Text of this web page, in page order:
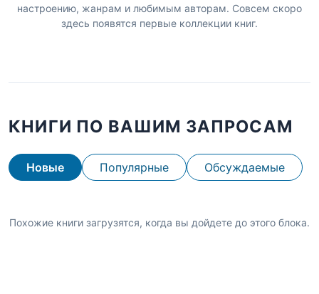
настроению, жанрам и любимым авторам. Совсем скоро
здесь появятся первые коллекции книг.
КНИГИ ПО ВАШИМ ЗАПРОСАМ
Новые Популярные Обсуждаемые
Похожие книги загрузятся, когда вы дойдете до этого блока.